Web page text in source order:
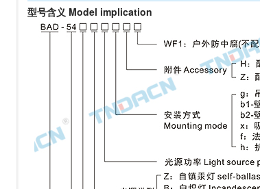
型号含义 Model implication